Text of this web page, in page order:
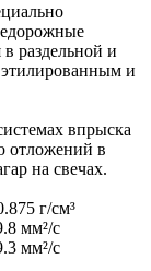
раздельной и
этилированным и
впрыска
отложений в
на свечах.
г/см³
мм²/с
мм²/с